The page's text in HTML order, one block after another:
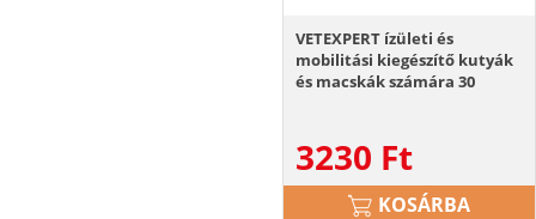
VETEXPERT ízületi és
mobilitási kiegészítő kutyák
és macskák számára 30
3230 Ft
KOSÁRBA